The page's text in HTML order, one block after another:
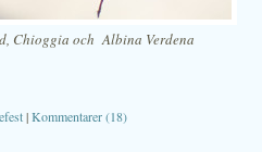
Chioggia och Albina Verdena
|Kommentarer (18)